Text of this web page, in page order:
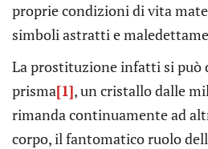
proprie condizioni di vita
simboli astratti e
La prostituzione infatti si può
prisma[1], un cristallo dalle
rimanda continuamente ad
corpo, il fantomatico ruolo